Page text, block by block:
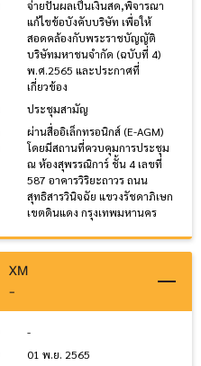
จ่ายปันผลเป็นเงินสด,พิจารณา
แก้ไขข้อบังคับบริษัท เพื่อให้
สอดคล้องกับพระราชบัญญัติ
บริษัทมหาชนจำกัด (ฉบับที่ 4)
พ.ศ.2565 และประกาศที่
เกี่ยวข้อง
ประชุมสามัญ
ผ่านสื่ออิเล็กทรอนิกส์ (E-AGM)
โดยมีสถานที่ควบคุมการประชุม
ณ ห้องสุพรรณิการ์ ชั้น 4 เลขที่
587 อาคารวิริยะถาวร ถนน
สุทธิสารวินิจฉัย แขวงรัชดาภิเษก
เขตดินแดง กรุงเทพมหานคร
XM
-
-
01 พ.ย. 2565